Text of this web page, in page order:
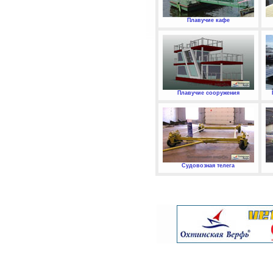
Плавучие кафе
Плавучие сооружения
Судовозная телега